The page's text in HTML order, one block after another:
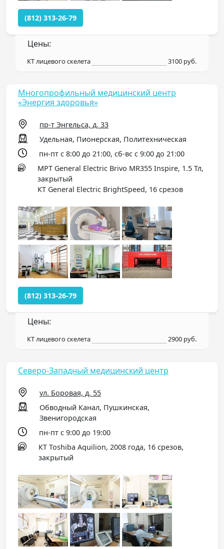
(812) 313-26-79
Цены:
КТ лицевого скелета 3100 руб.
Многопрофильный медицинский центр
«Энергия здоровья»
пр-т Энгельса, д. 33
Удельная, Пионерская, Политехническая
пн-пт с 8:00 до 21:00, сб-вс с 9:00 до 21:00
МРТ General Electric Brivo MR355 Inspire, 1.5 Тл,
закрытый
КТ General Electric BrightSpeed, 16 срезов
(812) 313-26-79
Цены:
КТ лицевого скелета 2900 руб.
Северо-Западный медицинский центр
ул. Боровая, д. 55
Обводный Канал, Пушкинская,
Звенигородская
пн-пт с 9:00 до 19:00
КТ Toshiba Aquilion, 2008 года, 16 срезов,
закрытый